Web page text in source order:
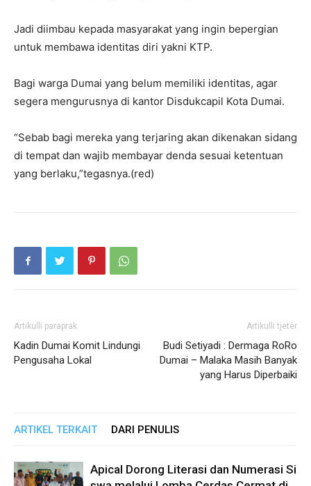
Jadi diimbau kepada masyarakat yang ingin bepergian
untuk membawa identitas diri yakni KTP.
Bagi warga Dumai yang belum memiliki identitas, agar
segera mengurusnya di kantor Disdukcapil Kota Dumai.
“Sebab bagi mereka yang terjaring akan dikenakan sidang
di tempat dan wajib membayar denda sesuai ketentuan
yang berlaku,”tegasnya.(red)
Artikulli paraprak
Kadin Dumai Komit Lindungi
Pengusaha Lokal
Artikulli tjetër
Budi Setiyadi : Dermaga RoRo
Dumai – Malaka Masih Banyak
yang Harus Diperbaiki
ARTIKEL TERKAIT DARI PENULIS
Apical Dorong Literasi dan Numerasi Si